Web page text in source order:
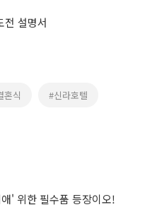
전 설명서
혼식 #신라호텔
' 위한 필수품 등장이오!